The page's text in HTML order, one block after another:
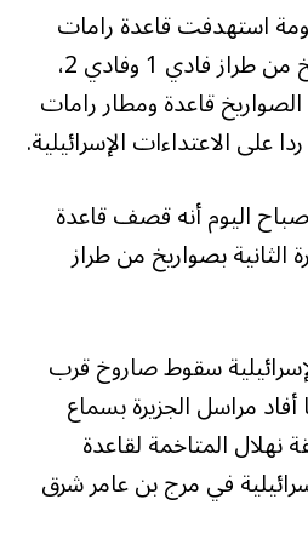
استهدفت قاعدة رامات
ديفيد بعشرات الصواريخ من طراز فادي 1 وفادي 2،
قاعدة ومطار رامات
الاعتداءات الإسرائيلية.
اليوم أنه قصف قاعدة
الثانية بصواريخ من طراز
سقوط صاروخ قرب
مراسل الجزيرة بسماع
المتاخمة لقاعدة
في مرج بن عامر شرق